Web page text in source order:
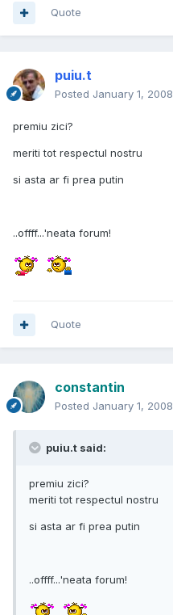
Quote
puiu.t
Posted January 1, 2008
premiu zici?
meriti tot respectul nostru
si asta ar fi prea putin
..offff...'neata forum!
Quote
constantin
Posted January 1, 2008
puiu.t said:
premiu zici?
meriti tot respectul nostru
si asta ar fi prea putin
..offff...'neata forum!